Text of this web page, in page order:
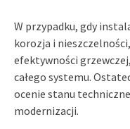
W przypadku, gdy
korozja i
efektywności
całego systemu.
ocenie stanu
modernizacji.